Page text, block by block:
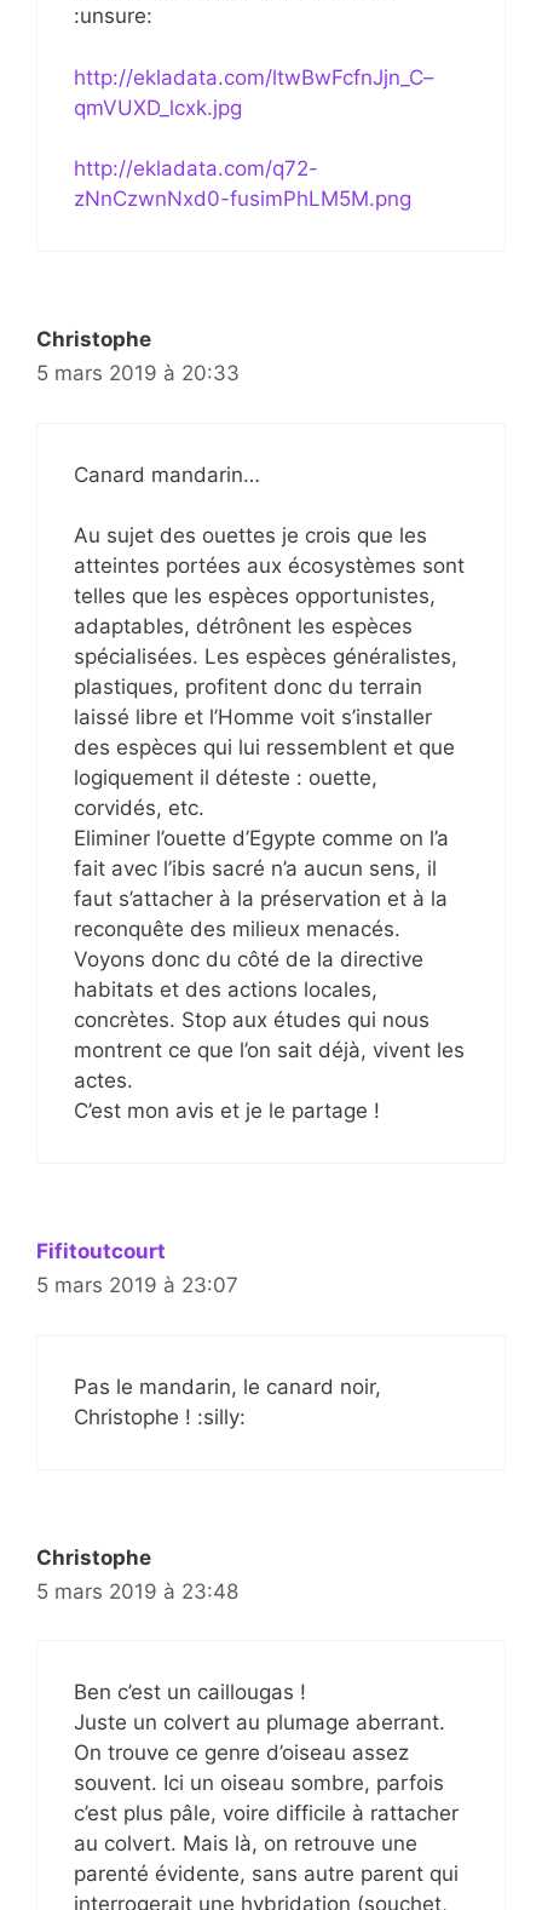
:unsure:
http://ekladata.com/ltwBwFcfnJjn_C–
qmVUXD_lcxk.jpg
http://ekladata.com/q72-
zNnCzwnNxd0-fusimPhLM5M.png
Christophe
5 mars 2019 à 20:33
Canard mandarin…
Au sujet des ouettes je crois que les
atteintes portées aux écosystèmes sont
telles que les espèces opportunistes,
adaptables, détrônent les espèces
spécialisées. Les espèces généralistes,
plastiques, profitent donc du terrain
laissé libre et l’Homme voit s’installer
des espèces qui lui ressemblent et que
logiquement il déteste : ouette,
corvidés, etc.
Eliminer l’ouette d’Egypte comme on l’a
fait avec l’ibis sacré n’a aucun sens, il
faut s’attacher à la préservation et à la
reconquête des milieux menacés.
Voyons donc du côté de la directive
habitats et des actions locales,
concrètes. Stop aux études qui nous
montrent ce que l’on sait déjà, vivent les
actes.
C’est mon avis et je le partage !
Fifitoutcourt
5 mars 2019 à 23:07
Pas le mandarin, le canard noir,
Christophe ! :silly:
Christophe
5 mars 2019 à 23:48
Ben c’est un caillougas !
Juste un colvert au plumage aberrant.
On trouve ce genre d’oiseau assez
souvent. Ici un oiseau sombre, parfois
c’est plus pâle, voire difficile à rattacher
au colvert. Mais là, on retrouve une
parenté évidente, sans autre parent qui
interrogerait une hybridation (souchet,